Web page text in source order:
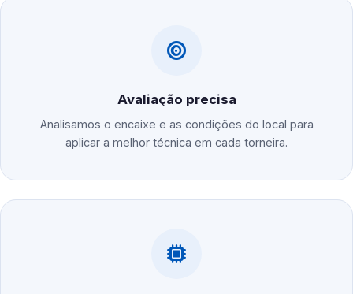
Avaliação precisa
Analisamos o encaixe e as condições do local para
aplicar a melhor técnica em cada torneira.